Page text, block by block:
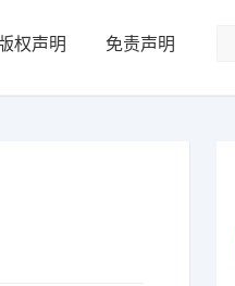
权声明 免责声明